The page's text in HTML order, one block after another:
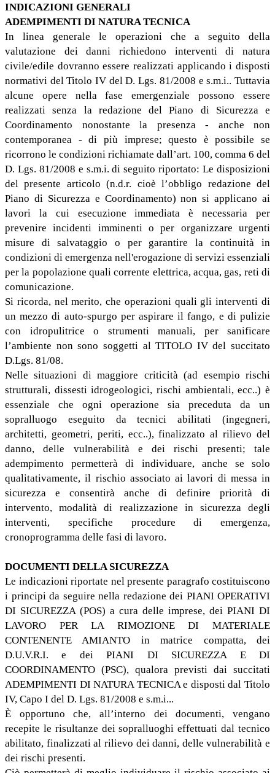
INDICAZIONI GENERALI
ADEMPIMENTI DI NATURA TECNICA
In linea generale le operazioni che a seguito della
valutazione dei danni richiedono interventi di natura
civile/edile dovranno essere realizzati applicando i disposti
normativi del Titolo IV del D. Lgs. 81/2008 e s.m.i.. Tuttavia
alcune opere nella fase emergenziale possono essere
realizzati senza la redazione del Piano di Sicurezza e
Coordinamento nonostante la presenza - anche non
contemporanea - di più imprese; questo è possibile se
ricorrono le condizioni richiamate dall’art. 100, comma 6 del
D. Lgs. 81/2008 e s.m.i. di seguito riportato: Le disposizioni
del presente articolo (n.d.r. cioè l’obbligo redazione del
Piano di Sicurezza e Coordinamento) non si applicano ai
lavori la cui esecuzione immediata è necessaria per
prevenire incidenti imminenti o per organizzare urgenti
misure di salvataggio o per garantire la continuità in
condizioni di emergenza nell'erogazione di servizi essenziali
per la popolazione quali corrente elettrica, acqua, gas, reti di
comunicazione.
Si ricorda, nel merito, che operazioni quali gli interventi di
un mezzo di auto-spurgo per aspirare il fango, e di pulizie
con idropulitrice o strumenti manuali, per sanificare
l’ambiente non sono soggetti al TITOLO IV del succitato
D.Lgs. 81/08.
Nelle situazioni di maggiore criticità (ad esempio rischi
strutturali, dissesti idrogeologici, rischi ambientali, ecc..) è
essenziale che ogni operazione sia preceduta da un
sopralluogo eseguito da tecnici abilitati (ingegneri,
architetti, geometri, periti, ecc..), finalizzato al rilievo del
danno, delle vulnerabilità e dei rischi presenti; tale
adempimento permetterà di individuare, anche se solo
qualitativamente, il rischio associato ai lavori di messa in
sicurezza e consentirà anche di definire priorità di
intervento, modalità di realizzazione in sicurezza degli
interventi, specifiche procedure di emergenza,
cronoprogramma delle fasi di lavoro.
DOCUMENTI DELLA SICUREZZA
Le indicazioni riportate nel presente paragrafo costituiscono
i principi da seguire nella redazione dei PIANI OPERATIVI
DI SICUREZZA (POS) a cura delle imprese, dei PIANI DI
LAVORO PER LA RIMOZIONE DI MATERIALE
CONTENENTE AMIANTO in matrice compatta, dei
D.U.V.R.I. e dei PIANI DI SICUREZZA E DI
COORDINAMENTO (PSC), qualora previsti dai succitati
ADEMPIMENTI DI NATURA TECNICA e disposti dal Titolo
IV, Capo I del D. Lgs. 81/2008 e s.m.i...
È opportuno che, all’interno dei documenti, vengano
recepite le risultanze dei sopralluoghi effettuati dal tecnico
abilitato, finalizzati al rilievo dei danni, delle vulnerabilità e
dei rischi presenti.